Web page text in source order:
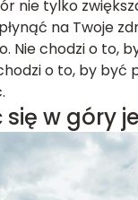
nie tylko
na Twoje
Nie chodzi o to,
o to, by być
w góry